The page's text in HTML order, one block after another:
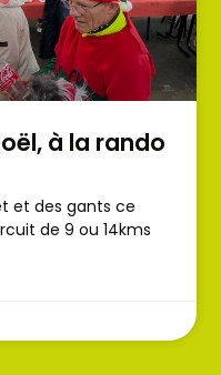
à la rando
et des gants ce
de 9 ou 14kms